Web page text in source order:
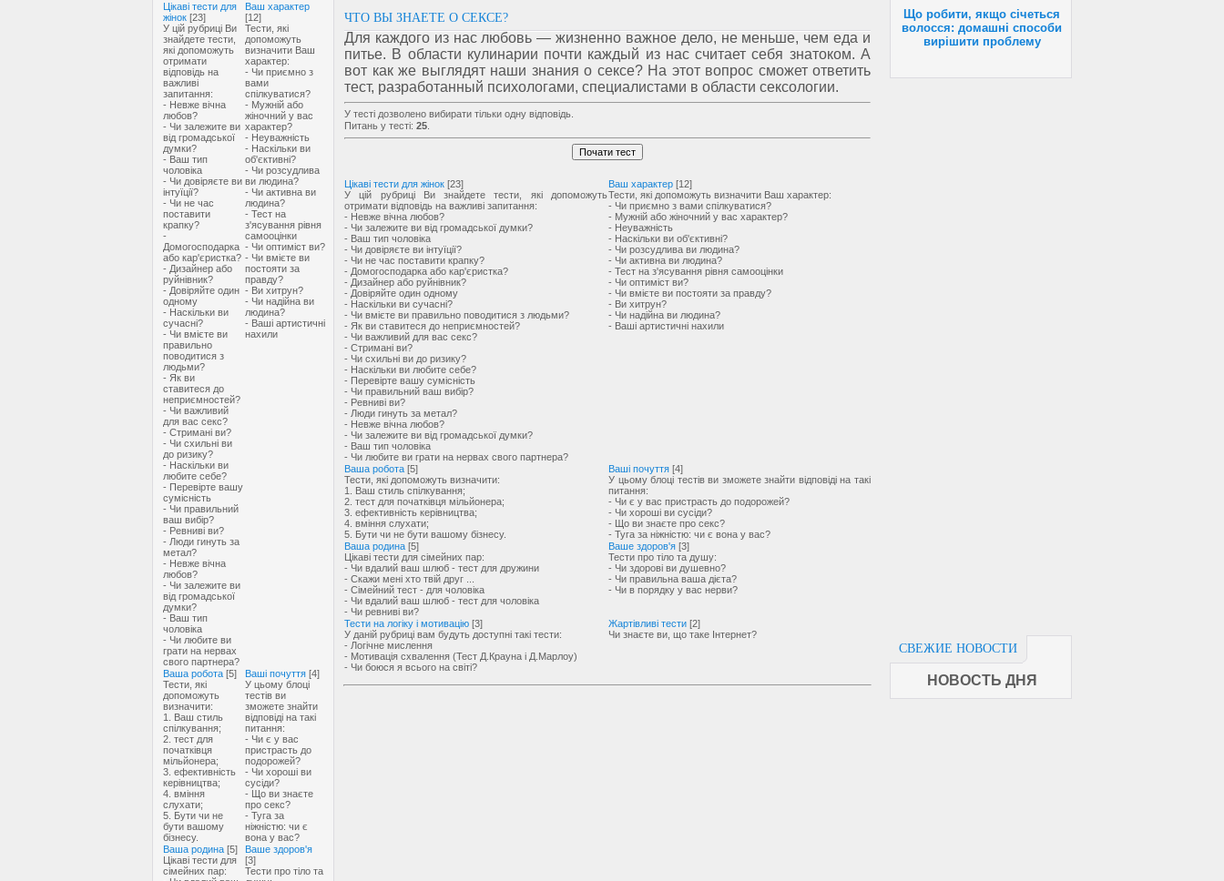
Цікаві тести для
жінок [23]
У цій рубриці Ви
знайдете тести,
які допоможуть
отримати
відповідь на
важливі
запитання:
- Невже вічна
любов?
- Чи залежите ви
від громадської
думки?
- Ваш тип
чоловіка
- Чи довіряєте ви
інтуїції?
- Чи не час
поставити
крапку?
-
Домогосподарка
або кар'єристка?
- Дизайнер або
руйнівник?
- Довіряйте один
одному
- Наскільки ви
сучасні?
- Чи вмієте ви
правильно
поводитися з
людьми?
- Як ви
ставитеся до
неприємностей?
- Чи важливий
для вас секс?
- Стримані ви?
- Чи схильні ви
до ризику?
- Наскільки ви
любите себе?
- Перевірте вашу
сумісність
- Чи правильний
ваш вибір?
- Ревниві ви?
- Люди гинуть за
метал?
- Невже вічна
любов?
- Чи залежите ви
від громадської
думки?
- Ваш тип
чоловіка
- Чи любите ви
грати на нервах
свого партнера?
Ваш характер
[12]
Тести, які
допоможуть
визначити Ваш
характер:
- Чи приємно з
вами
спілкуватися?
- Мужній або
жіночний у вас
характер?
- Неуважність
- Наскільки ви
об'єктивні?
- Чи розсудлива
ви людина?
- Чи активна ви
людина?
- Тест на
з'ясування рівня
самооцінки
- Чи оптиміст ви?
- Чи вмієте ви
постояти за
правду?
- Ви хитрун?
- Чи надійна ви
людина?
- Ваші артистичні
нахили
Ваша робота [5]
Тести, які
допоможуть
визначити:
1. Ваш стиль
спілкування;
2. тест для
початківця
мільйонера;
3. ефективність
керівництва;
4. вміння
слухати;
5. Бути чи не
бути вашому
бізнесу.
Ваші почуття [4]
У цьому блоці
тестів ви
зможете знайти
відповіді на такі
питання:
- Чи є у вас
пристрасть до
подорожей?
- Чи хороші ви
сусіди?
- Що ви знаєте
про секс?
- Туга за
ніжністю: чи є
вона у вас?
Ваша родина [5]
Цікаві тести для
сімейних пар:
Ваше здоров'я
[3]
Тести про тіло та
Що робити, якщо січеться
волосся: домашні способи
вирішити проблему
СВЕЖИЕ НОВОСТИ
НОВОСТЬ ДНЯ
ЧТО ВЫ ЗНАЕТЕ О СЕКСЕ?
Для каждого из нас любовь — жизненно важное дело, не меньше, чем еда и
питье. В области кулинарии почти каждый из нас считает себя знатоком. А
вот как же выглядят наши знания о сексе? На этот вопрос сможет ответить
тест, разработанный психологами, специалистами в области сексологии.
У тесті дозволено вибирати тільки одну відповідь.
Питань у тесті: 25
Цікаві тести для жінок [23]
У цій рубриці Ви знайдете тести, які допоможуть
отримати відповідь на важливі запитання:
- Невже вічна любов?
- Чи залежите ви від громадської думки?
- Ваш тип чоловіка
- Чи довіряєте ви інтуїції?
- Чи не час поставити крапку?
- Домогосподарка або кар'єристка?
- Дизайнер або руйнівник?
- Довіряйте один одному
- Наскільки ви сучасні?
- Чи вмієте ви правильно поводитися з людьми?
- Як ви ставитеся до неприємностей?
- Чи важливий для вас секс?
- Стримані ви?
- Чи схильні ви до ризику?
- Наскільки ви любите себе?
- Перевірте вашу сумісність
- Чи правильний ваш вибір?
- Ревниві ви?
- Люди гинуть за метал?
- Невже вічна любов?
- Чи залежите ви від громадської думки?
- Ваш тип чоловіка
- Чи любите ви грати на нервах свого партнера?
Ваш характер [12]
Тести, які допоможуть визначити Ваш характер:
- Чи приємно з вами спілкуватися?
- Мужній або жіночний у вас характер?
- Неуважність
- Наскільки ви об'єктивні?
- Чи розсудлива ви людина?
- Чи активна ви людина?
- Тест на з'ясування рівня самооцінки
- Чи оптиміст ви?
- Чи вмієте ви постояти за правду?
- Ви хитрун?
- Чи надійна ви людина?
- Ваші артистичні нахили
Ваша робота [5]
Тести, які допоможуть визначити:
1. Ваш стиль спілкування;
2. тест для початківця мільйонера;
3. ефективність керівництва;
4. вміння слухати;
5. Бути чи не бути вашому бізнесу.
Ваші почуття [4]
У цьому блоці тестів ви зможете знайти відповіді на такі
питання:
- Чи є у вас пристрасть до подорожей?
- Чи хороші ви сусіди?
- Що ви знаєте про секс?
- Туга за ніжністю: чи є вона у вас?
Ваша родина [5]
Цікаві тести для сімейних пар:
- Чи вдалий ваш шлюб - тест для дружини
- Скажи мені хто твій друг ...
- Сімейний тест - для чоловіка
- Чи вдалий ваш шлюб - тест для чоловіка
- Чи ревниві ви?
Ваше здоров'я [3]
Тести про тіло та душу:
- Чи здорові ви душевно?
- Чи правильна ваша дієта?
- Чи в порядку у вас нерви?
Тести на логіку і мотивацію [3]
У даній рубриці вам будуть доступні такі тести:
- Логічне мислення
- Мотивація схвалення (Тест Д.Крауна і Д.Марлоу)
- Чи боюся я всього на світі?
Жартівливі тести [2]
Чи знаєте ви, що таке Інтернет?